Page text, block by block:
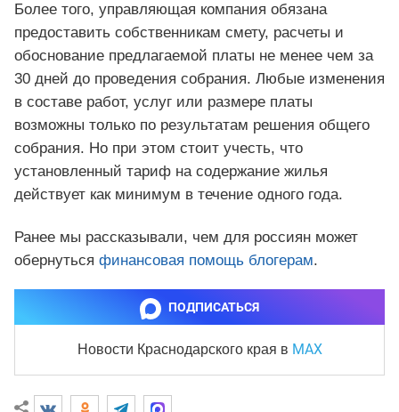
Более того, управляющая компания обязана
предоставить собственникам смету, расчеты и
обоснование предлагаемой платы не менее чем за
30 дней до проведения собрания. Любые изменения
в составе работ, услуг или размере платы
возможны только по результатам решения общего
собрания. Но при этом стоит учесть, что
установленный тариф на содержание жилья
действует как минимум в течение одного года.
Ранее мы рассказывали, чем для россиян может
обернуться финансовая помощь блогерам.
ПОДПИСАТЬСЯ
Новости Краснодарского края в MAX